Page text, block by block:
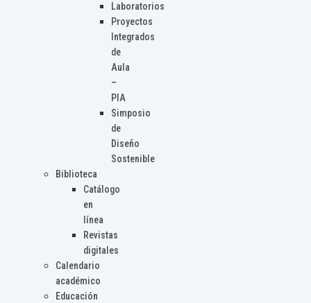
Laboratorios
Proyectos
Integrados
de
Aula
–
PIA
Simposio
de
Diseño
Sostenible
Biblioteca
Catálogo
en
línea
Revistas
digitales
Calendario
académico
Educación